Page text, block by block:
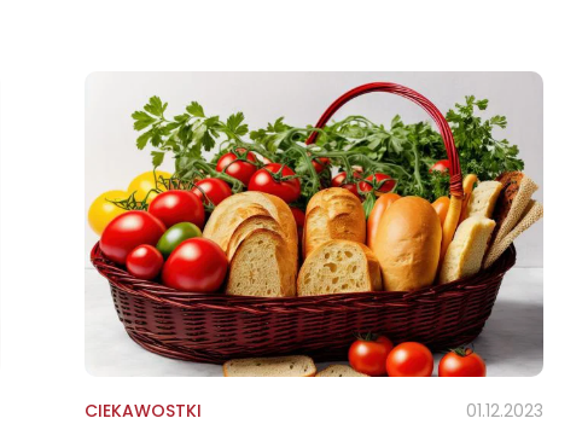
CIEKAWOSTKI 01.12.2023